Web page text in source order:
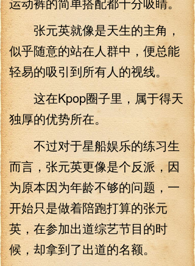
张元英就像是天生的主角，
似乎随意的站在人群中，便总能
轻易的吸引到所有人的视线。
这在Kpop圈子里，属于得天
独厚的优势所在。
不过对于星船娱乐的练习生
而言，张元英更像是个反派，因
为原本因为年龄不够的问题，一
开始只是做着陪跑打算的张元
英，在参加出道综艺节目的时
候，却拿到了出道的名额。